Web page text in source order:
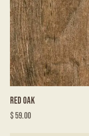
RED OAK
$59.00